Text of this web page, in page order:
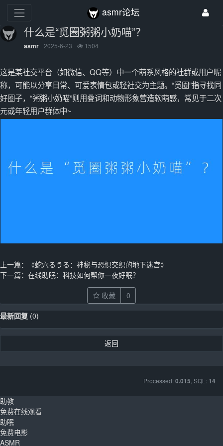
asmr论坛
什么是“觅圈粥粥小奶喵”？
asmr 2025-6-23 1504
这是某社交平台（如微信、QQ等）中一个萌系风格的社群或用户昵
称，可能以分享日常、可爱表情包或轻社交为主题。“觅圈”指寻找同
好圈子，“粥粥小奶喵”则用叠词和动物形象营造软萌感，常见于二次
元或年轻用户群体中~
上一篇：
《蛇穴るうる：神秘与恐惧交织的地下迷宫》
下一篇： 在线助眠：科技如何帮你一夜好眠？
收藏 0
最新回复 (0)
返回
Processed:0.015 , SQL: 14
助教
免费在线观看
助眠
免费电影
ASMR